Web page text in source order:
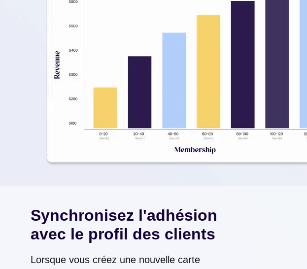
Synchronisez l'adhésion
avec le profil des clients
Lorsque vous créez une nouvelle carte